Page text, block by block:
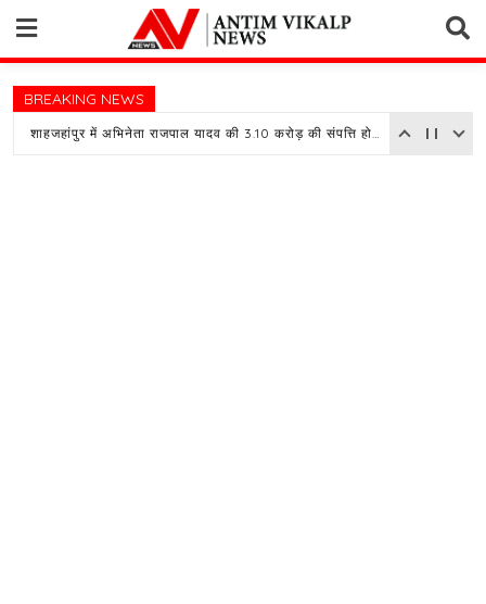
content
BREAKING NEWS
शाहजहांपुर में अभिनेता राजपाल यादव की 3.10 करोड़ की संपत्ति होगी नीलाम, बैंक ने चस्पा किया नोटिस